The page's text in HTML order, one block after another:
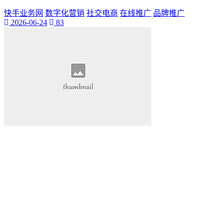
快手业务网 数字化营销 社交电商 在线推广 品牌推广
2026-06-24
83